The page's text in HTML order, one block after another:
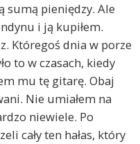
sumą pieniędzy. Ale
i ją kupiłem.
Któregoś dnia w porze
to w czasach, kiedy
mu tę gitarę. Obaj
Nie umiałem na
niewiele. Po
cały ten hałas, który